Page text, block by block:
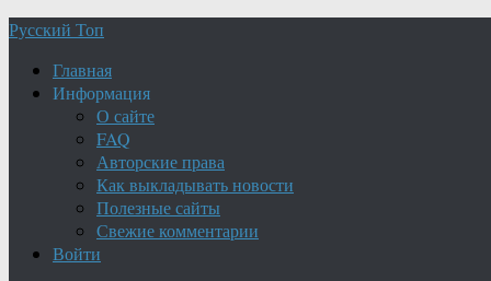
Русский Топ
Главная
Информация
О сайте
FAQ
Авторские права
Как выкладывать новости
Полезные сайты
Свежие комментарии
Войти